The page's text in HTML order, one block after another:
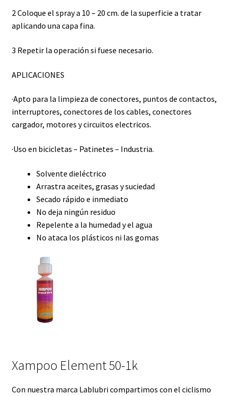
2 Coloque el spray a 10 – 20 cm. de la superficie a tratar
aplicando una capa fina.
3 Repetir la operación si fuese necesario.
APLICACIONES
·Apto para la limpieza de conectores, puntos de contactos,
interruptores, conectores de los cables, conectores
cargador, motores y circuitos electricos.
·Uso en bicicletas – Patinetes – Industria.
Solvente dieléctrico
Arrastra aceites, grasas y suciedad
Secado rápido e inmediato
No deja ningún residuo
Repelente a la humedad y el agua
No ataca los plásticos ni las gomas
Xampoo Element 50-1k
Con nuestra marca Lablubri compartimos con el ciclismo